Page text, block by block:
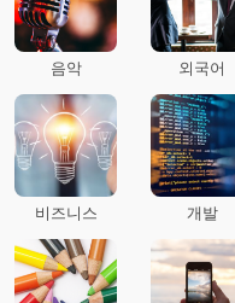
음악 외국어
비즈니스 개발